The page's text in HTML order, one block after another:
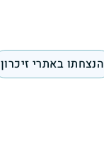
הנצחתו באתרי זיכרון